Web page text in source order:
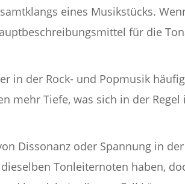
eines Musikstücks.
für die
in der Rock- und Popmusik
mehr Tiefe, was sich in der Regel
Dissonanz oder Spannung in
Tonleiternoten haben,